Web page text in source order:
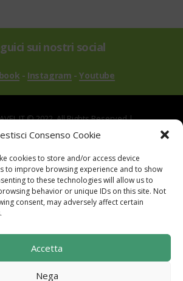
Consenso Cookie
cookies to store and/or access device
to improve browsing experience and to show
to these technologies will allow us to
behavior or unique IDs on this site. Not
consent, may adversely affect certain
Accetta
Nega
sui nostri social
- Instagram -Youtube
© 2022. All Rights Reserved |
83043 Bagnoli Irpino AV | P.IVA
byTreeWeb|Privacy| Cookie |
Contatti |Mappa del Sito
con i fondi del "Gruppo di Azione
Sentieri del Buon Vivere s.c. a r.l.".
di Sviluppo Rurale per la Campania
Misura 19 - Sviluppo Locale di tipo